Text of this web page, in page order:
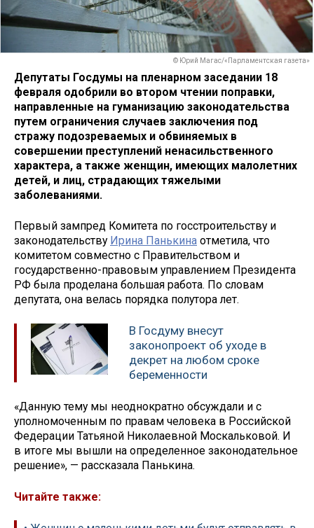
© Юрий Магас/«Парламентская газета»
Депутаты Госдумы на пленарном заседании 18
февраля одобрили во втором чтении поправки,
направленные на гуманизацию законодательства
путем ограничения случаев заключения под
стражу подозреваемых и обвиняемых в
совершении преступлений ненасильственного
характера, а также женщин, имеющих малолетних
детей, и лиц, страдающих тяжелыми
заболеваниями.
Первый зампред Комитета по госстроительству и
законодательству Ирина Панькина отметила, что
комитетом совместно с Правительством и
государственно-правовым управлением Президента
РФ была проделана большая работа. По словам
депутата, она велась порядка полутора лет.
В Госдуму внесут
законопроект об уходе в
декрет на любом сроке
беременности
«Данную тему мы неоднократно обсуждали и с
уполномоченным по правам человека в Российской
Федерации Татьяной Николаевной Москальковой. И
в итоге мы вышли на определенное законодательное
решение», — рассказала Панькина.
Читайте также: